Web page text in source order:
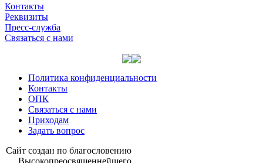
Контакты
Реквизиты
Пресс-служба
Связаться с нами
Политика конфиденциальности
Контакты
ОПК
Связаться с нами
Приходам
Задать вопрос
Сайт со­здан по бла­го­сло­ве­нию
Вы­со­ко­прео­свя­щен­ней­ше­го